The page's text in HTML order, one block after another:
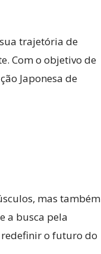
trajetória de
Com o objetivo de
Japonesa de
mas também
a busca pela
redefinir o futuro do